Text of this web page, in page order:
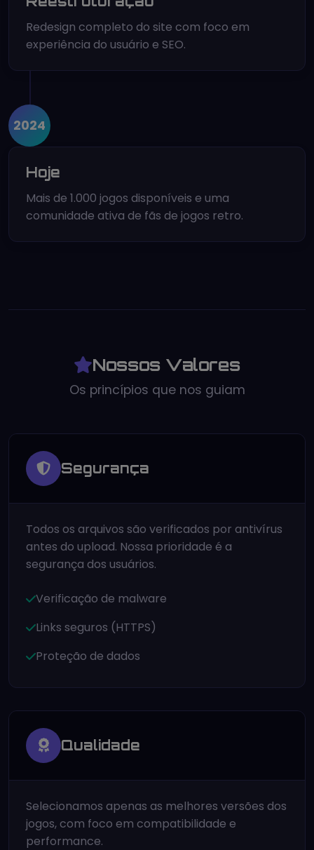
Redesign completo do site com foco em
experiência do usuário e SEO.
2024
Hoje
Mais de 1.000 jogos disponíveis e uma
comunidade ativa de fãs de jogos retro.
Nossos Valores
Os princípios que nos guiam
Segurança
Todos os arquivos são verificados por antivírus
antes do upload. Nossa prioridade é a
segurança dos usuários.
Verificação de malware
Links seguros (HTTPS)
Proteção de dados
Qualidade
Selecionamos apenas as melhores versões dos
jogos, com foco em compatibilidade e
performance.